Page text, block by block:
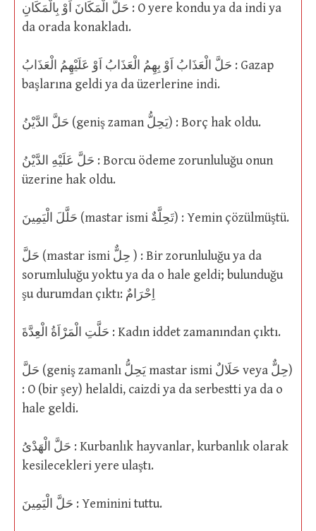
حَلَّ الْمَكَانَ اَوْ بِالْمَكَانِ : O yere kondu ya da indi ya
da orada konakladı.
حَلَّ الْعَذَابُ اَوْ بِهِمُ الْعَذَابُ اَوْ عَلَيْهِمُ الْعَذَابُ : Gazap
başlarına geldi ya da üzerlerine indi.
حَلَّ الدَّيْنُ (geniş zaman يَحِلُّ) : Borç hak oldu.
حَلَّ عَلَيْهِ الدَّيْنُ : Borcu ödeme zorunluluğu onun
üzerine hak oldu.
حَلَّلَ الْيَمِينَ (mastar ismi تَحِلَّةٌ) : Yemin çözülmüştü.
حَلَّ (mastar ismi حِلٌّ ) : Bir zorunluluğu ya da
sorumluluğu yoktu ya da o hale geldi; bulunduğu
حَلَّتِ الْمَرْاَةُ الْعِدَّةَ : Kadın iddet zamanından çıktı.
حَلَّ (geniş zamanlı يَحِلُّ mastar ismi حَلَالٌ veya حِلٌّ)
: O (bir şey) helaldi, caizdi ya da serbestti ya da o
hale geldi.
حَلَّ الْهَدْىُ : Kurbanlık hayvanlar, kurbanlık olarak
kesilecekleri yere ulaştı.
حَلَّ الْيَمِينَ : Yeminini tuttu.